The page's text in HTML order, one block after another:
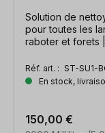
Solution de
pour toutes les
raboter et forets
Réf. art. : ST-SU1-
En stock,
150,00 €